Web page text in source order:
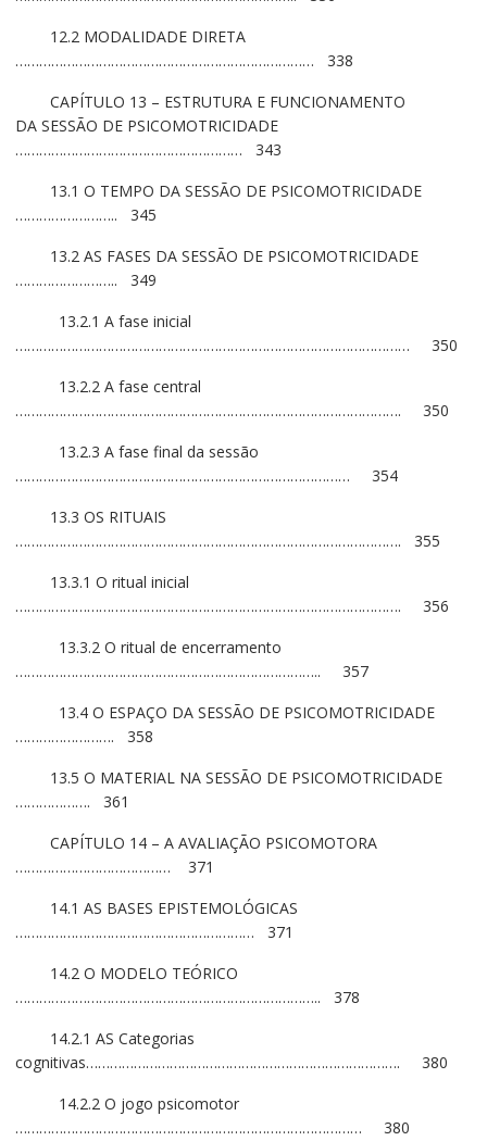
12.2 MODALIDADE DIRETA
………………………………………………………………… 338
CAPÍTULO 13 – ESTRUTURA E FUNCIONAMENTO
DA SESSÃO DE PSICOMOTRICIDADE
………………………………………………… 343
13.1 O TEMPO DA SESSÃO DE PSICOMOTRICIDADE
…………………….. 345
13.2 AS FASES DA SESSÃO DE PSICOMOTRICIDADE
…………………….. 349
13.2.1 A fase inicial
……………………………………………………………………………………… 350
13.2.2 A fase central
……………………………………………………………………………………. 350
13.2.3 A fase final da sessão
………………………………………………………………………… 354
13.3 OS RITUAIS
……………………………………………………………………………………. 355
13.3.1 O ritual inicial
……………………………………………………………………………………. 356
13.3.2 O ritual de encerramento
………………………………………………………………….. 357
13.4 O ESPAÇO DA SESSÃO DE PSICOMOTRICIDADE
……………………. 358
13.5 O MATERIAL NA SESSÃO DE PSICOMOTRICIDADE
………………. 361
CAPÍTULO 14 – A AVALIAÇÃO PSICOMOTORA
………………………………… 371
14.1 AS BASES EPISTEMOLÓGICAS
…………………………………………………… 371
14.2 O MODELO TEÓRICO
………………………………………………………………….. 378
14.2.1 AS Categorias
cognitivas……………………………………………………………………. 380
14.2.2 O jogo psicomotor
…………………………………………………………………………… 380